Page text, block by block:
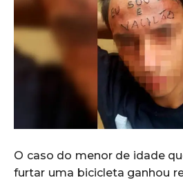
O caso do menor de idade
furtar uma bicicleta ganhou